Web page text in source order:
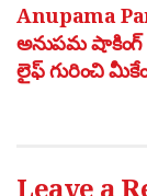
Anupama
అనుపమ షాకింగ్
లైఫ్ గురించి మీకేం
Leave a